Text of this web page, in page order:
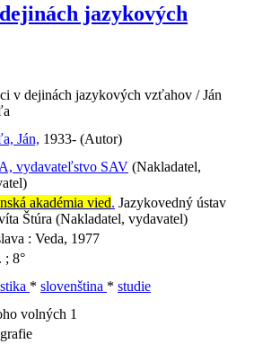
jazykových
v dejinách jazykových vzťahov / Ján
Ján, 1933- (Autor)
vydavateľstvo SAV (Nakladatel,
akadémia vied. Jazykovedný ústav
Štúra (Nakladatel, vydavatel)
: Veda, 1977
; 8°
* slovenština * studie
volných 1